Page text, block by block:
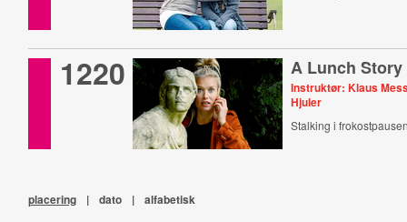
1220 A Lunch Story
Instruktør: Klaus
Hjuler
Stalking i
placering | dato | alfabetisk